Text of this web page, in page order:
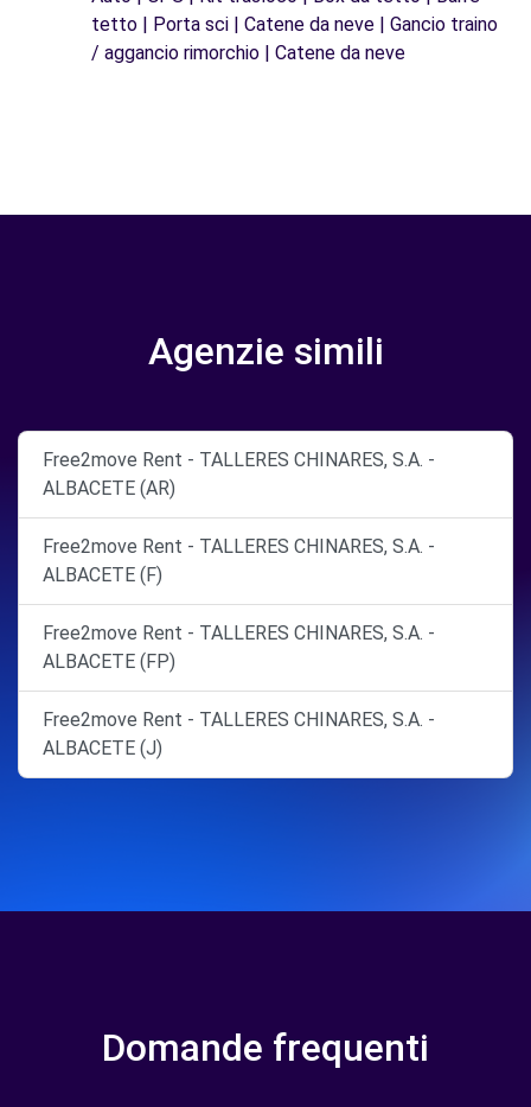
tetto | Porta sci | Catene da neve | Gancio traino
/ aggancio rimorchio | Catene da neve
Agenzie simili
Free2move Rent - TALLERES CHINARES, S.A. -
ALBACETE (AR)
Free2move Rent - TALLERES CHINARES, S.A. -
ALBACETE (F)
Free2move Rent - TALLERES CHINARES, S.A. -
ALBACETE (FP)
Free2move Rent - TALLERES CHINARES, S.A. -
ALBACETE (J)
Domande frequenti